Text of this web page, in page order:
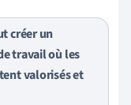
créer un
travail où les
valorisés et